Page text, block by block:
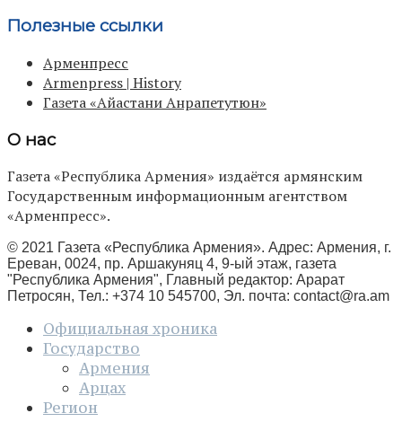
Полезные ссылки
Арменпресс
Armenpress | History
Газета «Айастани Анрапетутюн»
О нас
Газета «Республика Армения» издаётся армянским
Государственным информационным агентством
«Арменпресс».
© 2021 Газета «Республика Армения». Адрес: Армения, г.
Ереван, 0024, пр. Аршакуняц 4, 9-ый этаж, газета
"Республика Армения", Главный редактор: Арарат
Петросян, Тел.: +374 10 545700, Эл. почта: contact@ra.am
Официальная хроника
Государство
Армения
Арцах
Регион